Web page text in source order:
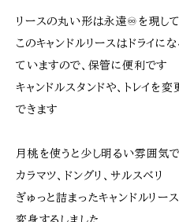
リースの丸い形は永遠♾️を現し
このキャンドルリースはドライに
ていますので、保管に便利です
キャンドルスタンドや、トレイを
できます
月桃を使うと少し明るい雰囲気
カラマツ、ドングリ、サルスベリ
ぎゅっと詰まったキャンドルリー